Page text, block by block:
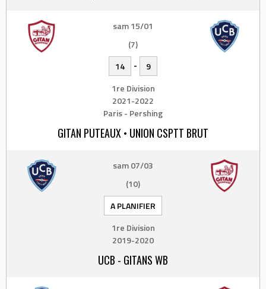
sam 15/01
(7)
14
-
9
1re Division
2021-2022
Paris - Pershing
GITAN PUTEAUX • UNION CSPTT BRUT
sam 07/03
(10)
A PLANIFIER
1re Division
2019-2020
UCB - GITANS WB